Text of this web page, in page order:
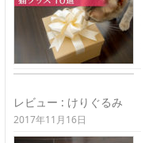
レビュー : けりぐるみ
2017年11月16日